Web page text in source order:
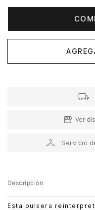
Ver
Servicio
Descripción
Esta pulsera